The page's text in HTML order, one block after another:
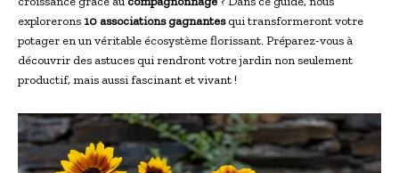
explorerons 10 associations gagnantesqui transformeront votre
potager en un véritable écosystème florissant. Préparez-vous à
découvrir des astuces qui rendront votre jardin non seulement
productif, mais aussi fascinant et vivant !